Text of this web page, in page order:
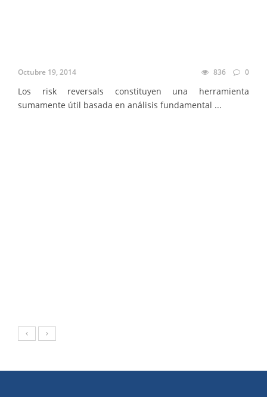
Octubre 19, 2014 836 0
Los risk reversals constituyen una herramienta
sumamente útil basada en análisis fundamental ...